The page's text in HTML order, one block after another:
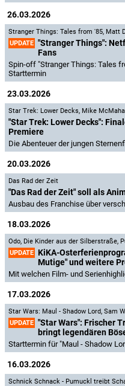
26.03.2026
Stranger Things: Tales from '85, Matt
UPDATE "Stranger Things":
Fans
Spin-off "Stranger Things: Tales
Starttermin
23.03.2026
Star Trek: Lower Decks, Mike
"Star Trek: Lower Decks":
Premiere
Die Abenteuer der jungen
20.03.2026
Das Rad der Zeit
"Das Rad der Zeit" soll als
Ausbau des Franchise über
18.03.2026
Odo, Die Kinder aus der Silberstraße,
UPDATE KiKA-
Mutige" und weitere
Mit welchen Film- und
17.03.2026
Star Wars: Maul - Shadow Lord, Sam
UPDATE "Star Wars": Frischer
bringt legendären
Starttermin für "Maul - Shadow
16.03.2026
Schnick Schnack - Pumuckl treibt